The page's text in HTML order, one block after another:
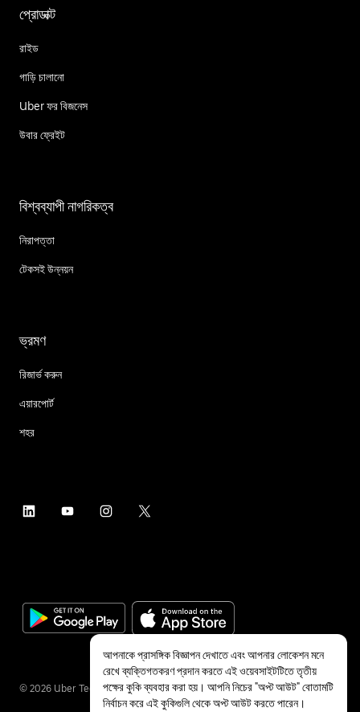
প্রোডাক্ট
রাইড
গাড়ি চালানো
Uber ফর বিজনেস
উবার ফ্রেইট
বিশ্বব্যাপী নাগরিকত্ব
নিরাপত্তা
টেকসই উন্নয়ন
ভ্রমণ
রিজার্ভ করুন
এয়ারপোর্ট
শহর
© 2026 Uber Technologies Inc.
আপনাকে প্রাসঙ্গিক বিজ্ঞাপন দেখাতে এবং আপনার লোকেশন মনে
রেখে ব্যক্তিগতকরণ প্রদান করতে এই ওয়েবসাইটটিতে তৃতীয়
পক্ষের কুকি ব্যবহার করা হয়। আপনি নিচের "অপ্ট আউট" বোতামটি
নির্বাচন করে এই কুকিগুলি থেকে অপ্ট আউট করতে পারেন।